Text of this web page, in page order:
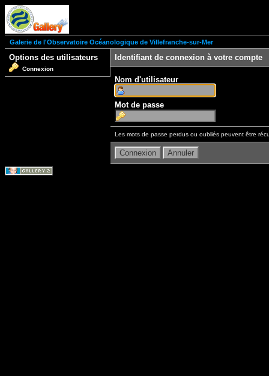
Galerie de l'Observatoire Océanologique de Villefranche-sur-Mer
Options des utilisateurs
Connexion
Identifiant de connexion à votre compte
Nom d'utilisateur
Mot de passe
Les mots de passe perdus ou oubliés peuvent être